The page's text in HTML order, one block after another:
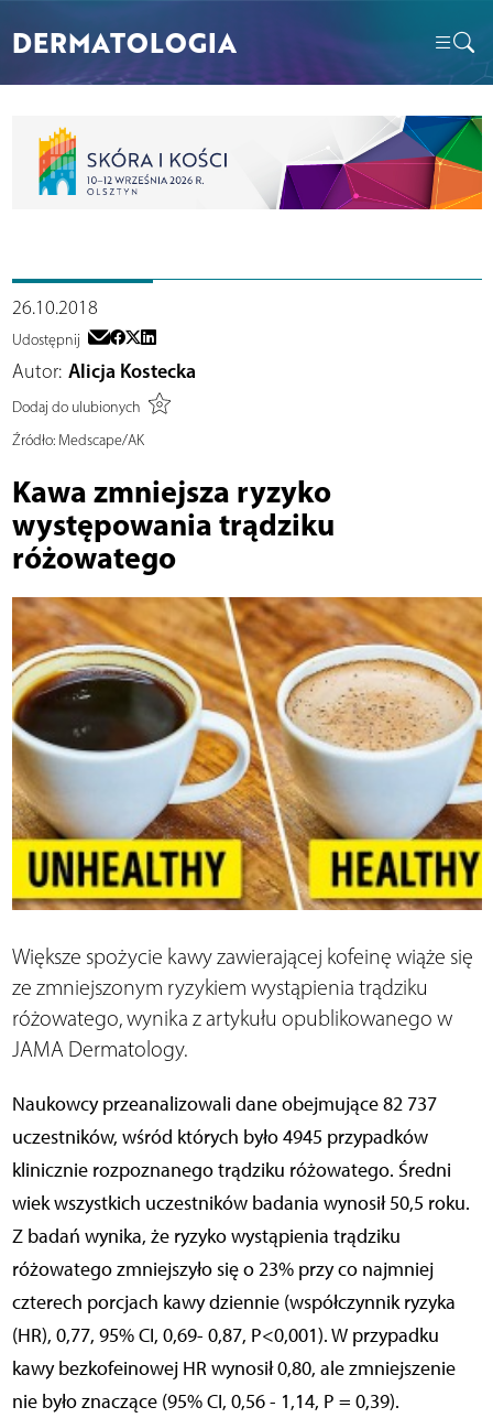
DERMATOLOGIA
26.10.2018
Udostępnij
Autor: Alicja Kostecka
Dodaj do ulubionych
Źródło:Medscape/AK
Kawa zmniejsza ryzyko
występowania trądziku
różowatego
Większe spożycie kawy zawierającej kofeinę wiąże się
ze zmniejszonym ryzykiem wystąpienia trądziku
różowatego, wynika z artykułu opublikowanego w
JAMA Dermatology.
Naukowcy przeanalizowali dane obejmujące 82 737
uczestników, wśród których było 4945 przypadków
klinicznie rozpoznanego trądziku różowatego. Średni
wiek wszystkich uczestników badania wynosił 50,5 roku.
Z badań wynika, że ryzyko wystąpienia trądziku
różowatego zmniejszyło się o 23% przy co najmniej
czterech porcjach kawy dziennie (współczynnik ryzyka
(HR), 0,77, 95% CI, 0,69- 0,87, P<0,001). W przypadku
kawy bezkofeinowej HR wynosił 0,80, ale zmniejszenie
nie było znaczące (95% CI, 0,56 - 1,14, P = 0,39).